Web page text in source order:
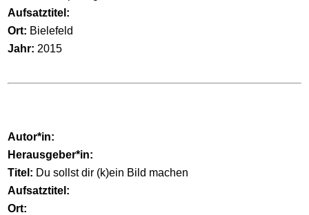
Aufsatztitel:
Ort: Bielefeld
Jahr: 2015
Autor*in:
Herausgeber*in:
Titel: Du sollst dir (k)ein Bild machen
Aufsatztitel:
Ort: